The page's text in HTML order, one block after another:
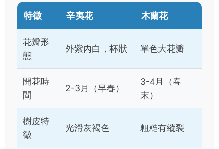
特徵 辛夷花 木蘭花
花瓣形
態
外紫內白，杯狀 單色大花瓣
開花時
間
2-3月（早春）
3-4月（春
末）
樹皮特
徵
光滑灰褐色 粗糙有縱裂